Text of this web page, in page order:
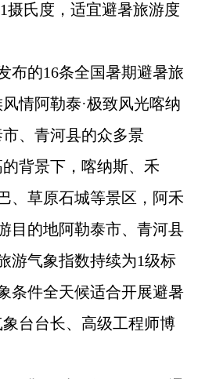
摄氏度，适宜避暑旅游度
布的16条全国暑期避暑旅
情阿勒泰·极致风光喀纳
、青河县的众多景
背景下，喀纳斯、禾
、草原石城等景区，阿禾
目的地阿勒泰市、青河县
游气象指数持续为1级标
条件全天候适合开展避暑
台台长、高级工程师博